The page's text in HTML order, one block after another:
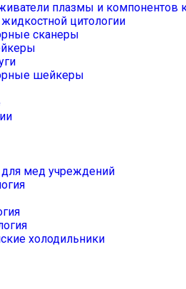
плазмы и компонентов
цитологии
сканеры
шейкеры
мед учреждений
холодильники